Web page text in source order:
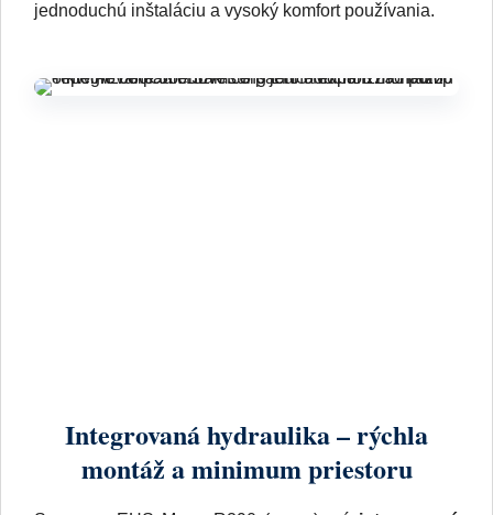
jednoduchú inštaláciu a vysoký komfort používania.
Integrovaná hydraulika – rýchla
montáž a minimum priestoru